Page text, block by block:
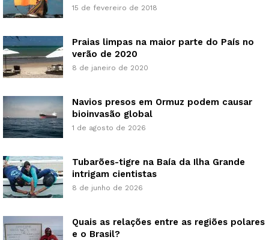
15 de fevereiro de 2018
Praias limpas na maior parte do País no
verão de 2020
8 de janeiro de 2020
Navios presos em Ormuz podem causar
bioinvasão global
1 de agosto de 2026
Tubarões-tigre na Baía da Ilha Grande
intrigam cientistas
8 de junho de 2026
Quais as relações entre as regiões polares
e o Brasil?